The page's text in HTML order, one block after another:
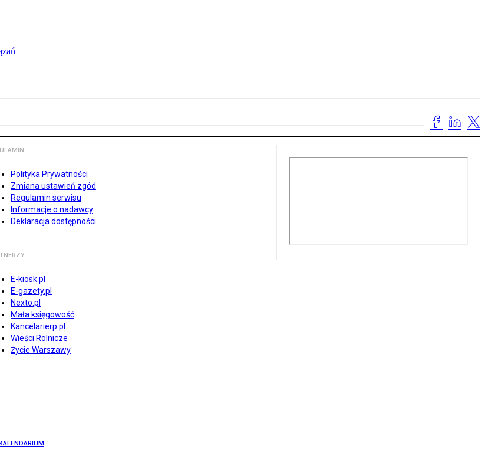
Polityka Prywatności
Zmiana ustawień zgód
Regulamin serwisu
Informacje o nadawcy
Deklaracja dostępności
E-kiosk.pl
E-gazety.pl
Nexto.pl
Mała księgowość
Kancelarierp.pl
Wieści Rolnicze
Życie Warszawy
KALENDARIUM